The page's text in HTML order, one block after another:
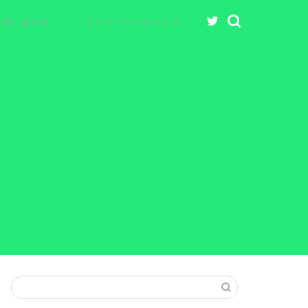
問い合わせ プライバシーポリシー